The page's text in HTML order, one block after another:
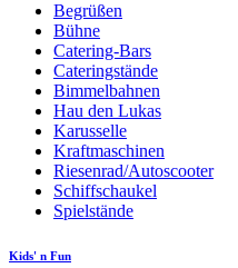
Begrüßen
Bühne
Catering-Bars
Cateringstände
Bimmelbahnen
Hau den Lukas
Karusselle
Kraftmaschinen
Riesenrad/Autoscooter
Schiffschaukel
Spielstände
Kids' n Fun